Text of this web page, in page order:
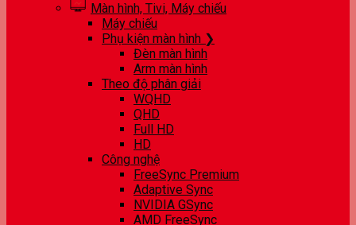
Màn hình, Tivi, Máy chiếu
Máy chiếu
Phụ kiện màn hình ❯
Đèn màn hình
Arm màn hình
Theo độ phân giải
WQHD
QHD
Full HD
HD
Công nghệ
FreeSync Premium
Adaptive Sync
NVIDIA GSync
AMD FreeSync